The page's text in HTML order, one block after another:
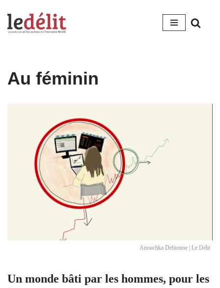
Aller
Au féminin
Anouchka Debionne | Le Délit
Un monde bâti par les hommes, pour les